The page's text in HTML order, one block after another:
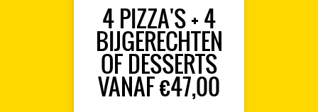
4 PIZZA'S + 4
BIJGERECHTEN
OF DESSERTS
VANAF €47,00